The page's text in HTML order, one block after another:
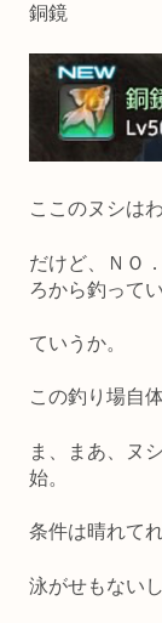
銅鏡
ここのヌシは
だけど、ＮＯ
ろから釣って
ていうか。
この釣り場自
ま、まあ、ヌ
始。
条件は晴れて
泳がせもない